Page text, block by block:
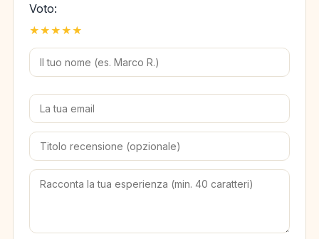
Voto:
★
★
★
★
★